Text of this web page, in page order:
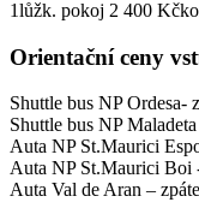
1lůžk. pokoj 2 400
Orientační ceny
Shuttle bus NP Ordesa-
Shuttle bus NP
Auta NP St.Maurici
Auta NP St.Maurici Boi
Auta Val de Aran –